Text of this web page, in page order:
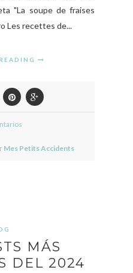
"La soupe de fraises
Les recettes de...
Mes Petits Accidents
MÁS
DEL 2024